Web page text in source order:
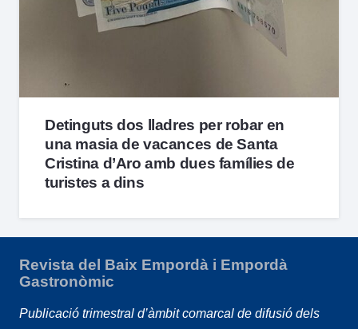
Detinguts dos lladres per robar en
una masia de vacances de Santa
Cristina d’Aro amb dues famílies de
turistes a dins
Revista del Baix Empordà i Empordà
Gastronòmic
Publicació trimestral d’àmbit comarcal de difusió dels